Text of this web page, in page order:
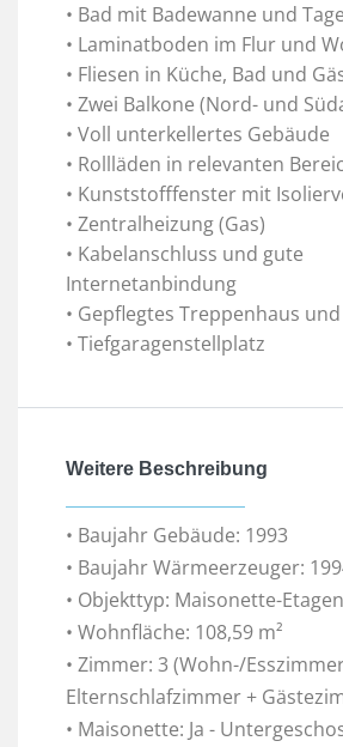
• Bad mit Badewanne und
• Laminatboden im Flur und
• Fliesen in Küche, Bad und
• Zwei Balkone (Nord- und
• Voll unterkellertes Gebäude
• Rollläden in relevanten
• Kunststofffenster mit
• Zentralheizung (Gas)
• Kabelanschluss und gute
Internetanbindung
• Gepflegtes Treppenhaus
• Tiefgaragenstellplatz
Weitere Beschreibung
• Baujahr Gebäude: 1993
• Baujahr Wärmeerzeuger:
• Objekttyp: Maisonette-
• Wohnfläche: 108,59 m²
• Zimmer: 3 (Wohn-/
Elternschlafzimmer +
• Maisonette: Ja -